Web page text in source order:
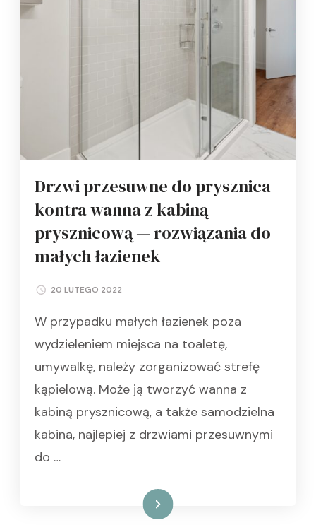
Drzwi przesuwne do prysznica
kontra wanna z kabiną
prysznicową — rozwiązania do
małych łazienek
20 LUTEGO 2022
W przypadku małych łazienek poza
wydzieleniem miejsca na toaletę,
umywalkę, należy zorganizować strefę
kąpielową. Może ją tworzyć wanna z
kabiną prysznicową, a także samodzielna
kabina, najlepiej z drzwiami przesuwnymi
do …
Czytaj dalej